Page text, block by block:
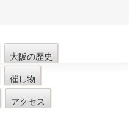
大阪の歴史
催し物
アクセス